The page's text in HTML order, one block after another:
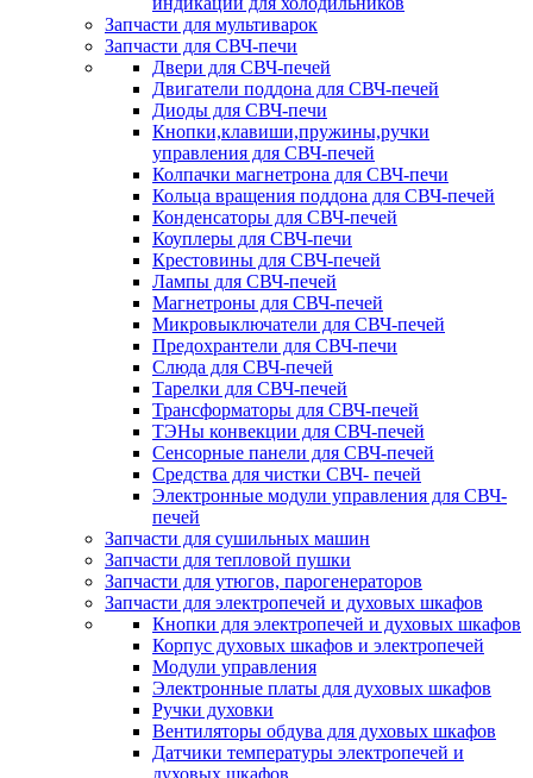
Запчасти для мультиварок
Запчасти для СВЧ-печи
Двери для СВЧ-печей
Двигатели поддона для СВЧ-печей
Диоды для СВЧ-печи
Кнопки,клавиши,пружины,ручки
управления для СВЧ-печей
Колпачки магнетрона для СВЧ-печи
Кольца вращения поддона для СВЧ-печей
Конденсаторы для СВЧ-печей
Коуплеры для СВЧ-печи
Крестовины для СВЧ-печей
Лампы для СВЧ-печей
Магнетроны для СВЧ-печей
Микровыключатели для СВЧ-печей
Предохрантели для СВЧ-печи
Слюда для СВЧ-печей
Тарелки для СВЧ-печей
Трансформаторы для СВЧ-печей
ТЭНы конвекции для СВЧ-печей
Сенсорные панели для СВЧ-печей
Средства для чистки СВЧ- печей
Электронные модули управления для СВЧ-
печей
Запчасти для сушильных машин
Запчасти для тепловой пушки
Запчасти для утюгов, парогенераторов
Запчасти для электропечей и духовых шкафов
Кнопки для электропечей и духовых шкафов
Корпус духовых шкафов и электропечей
Модули управления
Электронные платы для духовых шкафов
Ручки духовки
Вентиляторы обдува для духовых шкафов
Датчики температуры электропечей и
духовых шкафов